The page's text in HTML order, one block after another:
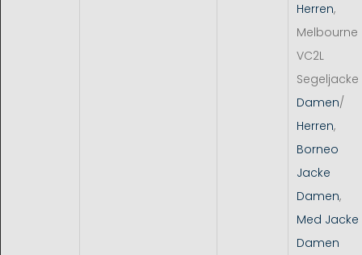
Herren,
Melbourne
VC2L
Segeljacke
Damen/
Herren,
Borneo
Jacke
Damen,
Med Jacke
Damen